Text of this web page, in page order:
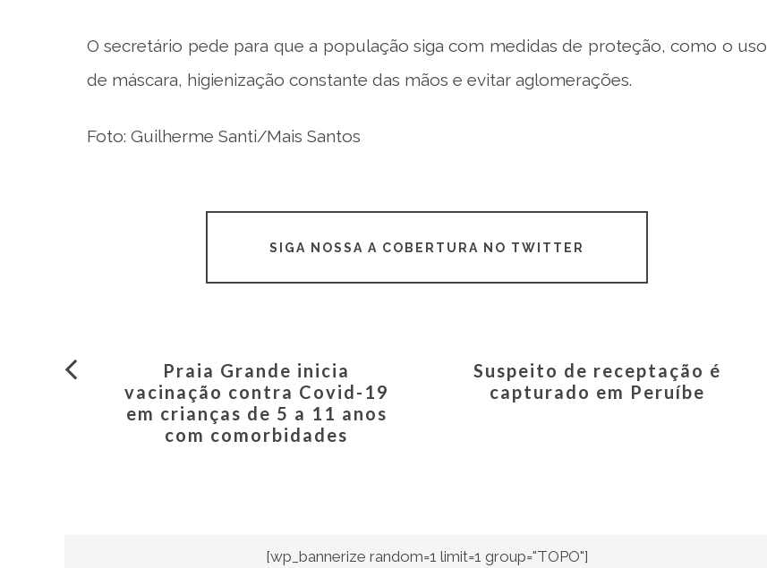
O secretário pede para que a população siga com medidas de proteção, como o uso
de máscara, higienização constante das mãos e evitar aglomerações.
Foto: Guilherme Santi/Mais Santos
SIGA NOSSA A COBERTURA NO TWITTER
Praia Grande inicia
vacinação contra Covid-19
em crianças de 5 a 11 anos
com comorbidades
Suspeito de receptação é
capturado em Peruíbe
[wp_bannerize random=1 limit=1 group="TOPO"]